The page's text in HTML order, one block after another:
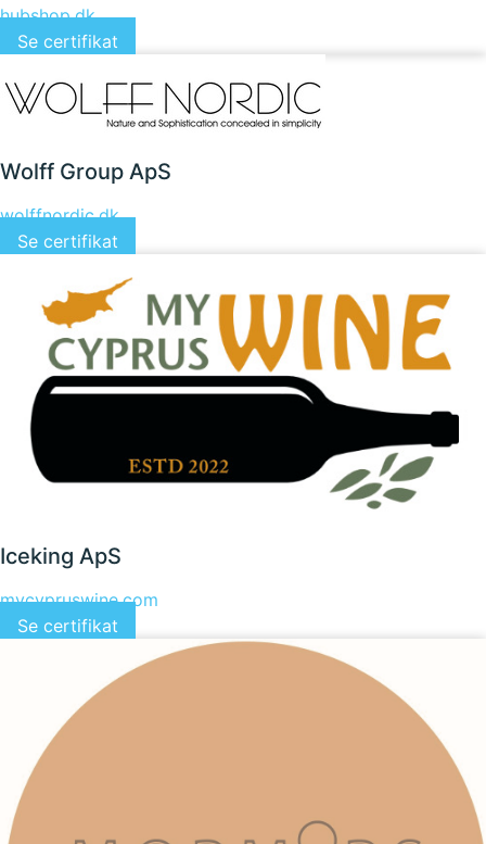
hubshop.dk
Se certifikat
Wolff Group ApS
wolffnordic.dk
Se certifikat
Iceking ApS
mycypruswine.com
Se certifikat